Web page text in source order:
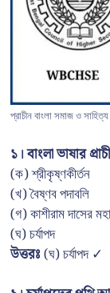
প্রাচীন বাংলা সমাজ ও
১। বাংলা ভাষার
(ক) শ্রীকৃষ্ণকীর্তন
(খ) বৈষ্ণব পদাবলি
(গ) কাশীরাম দাসের
(ঘ) চর্যাপদ
উত্তরঃ(ঘ) চর্যাপদ ✓